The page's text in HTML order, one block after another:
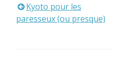
Navigation
Kyoto pour les
paresseux (ou presque)